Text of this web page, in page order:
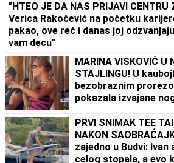
"HTEO JE DA NAS PRIJAVI CENTRU
Verica Rakočević na početku
pakao, ove reč i danas joj
vam decu"
MARINA VISKOVIĆ U
STAJLINGU! U
bezobraznim
pokazala izvajane
(Foto)
PRVI SNIMAK TEE
NAKON
zajedno u Budvi: Ivan
celog stopala, a evo